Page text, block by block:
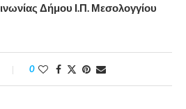
Δήμου Ι.Π. Μεσολογγίου
0